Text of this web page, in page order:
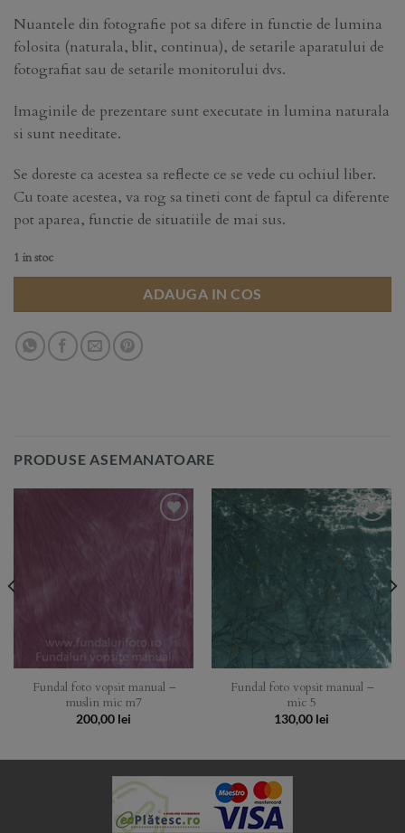
Nuantele din fotografie pot sa difere in functie de lumina
folosita (naturala, blit, continua), de setarile aparatului de
fotografiat sau de setarile monitorului dvs.
Imaginile de prezentare sunt executate in lumina naturala
si sunt needitate.
Se doreste ca acestea sa reflecte ce se vede cu ochiul liber.
Cu toate acestea, va rog sa tineti cont de faptul ca diferente
pot aparea, functie de situatiile de mai sus.
1 in stoc
ADAUGA IN COS
PRODUSE ASEMANATOARE
Fundal foto vopsit manual –
muslin mic m7
200,00 lei
Add to
Wishlist
Fundal foto vopsit manual –
mic 5
130,00 lei